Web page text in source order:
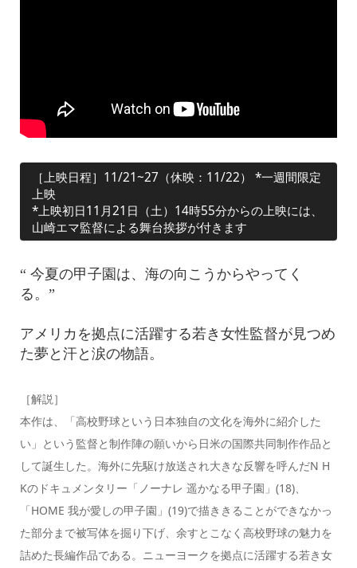
［上映日程］11/21~27（休映：11/22） *一週間限定
上映
*上映初日11月21日（土）14時55分からの上映には、
山崎エマ監督による舞台挨拶が付きます
“ 今夏の甲子園は、海の向こうからやってく
る。”
アメリカを拠点に活躍する若き女性監督が見つめ
た夢と汗と涙の物語。
［解説］
本作は、「高校野球という日本独自の文化を海外に紹介した
い」という監督と制作陣の願いから日米の国際共同制作作品と
して誕生した。海外に先駆け放送され大きな反響を呼んだN H
Kのドキュメンタリー「ノーナレ 遥かなる甲子園」(18)、
「HOME 我が愛しの甲子園」(19)で描ききることができなかっ
た部分まで被写体を掘り下げ、余すとこなく高校野球の魅力を
詰めた長編作品である。ニューヨークを拠点に活躍する若き女